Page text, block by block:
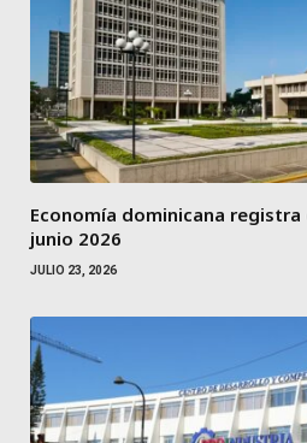
Economía dominicana registra
junio 2026
JULIO 23, 2026